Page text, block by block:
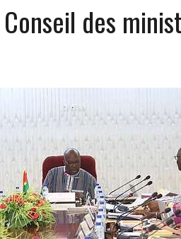
LES CAPACITÉS PSYCHOSOCIALES ET SANITAIRES
: MAHAMADOU SANA ÉCHANGE AVEC SON
des